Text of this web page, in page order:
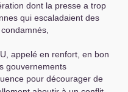
dont la presse a trop
qui escaladaient des
, appelé en renfort, en bon
gouvernements
pour décourager de